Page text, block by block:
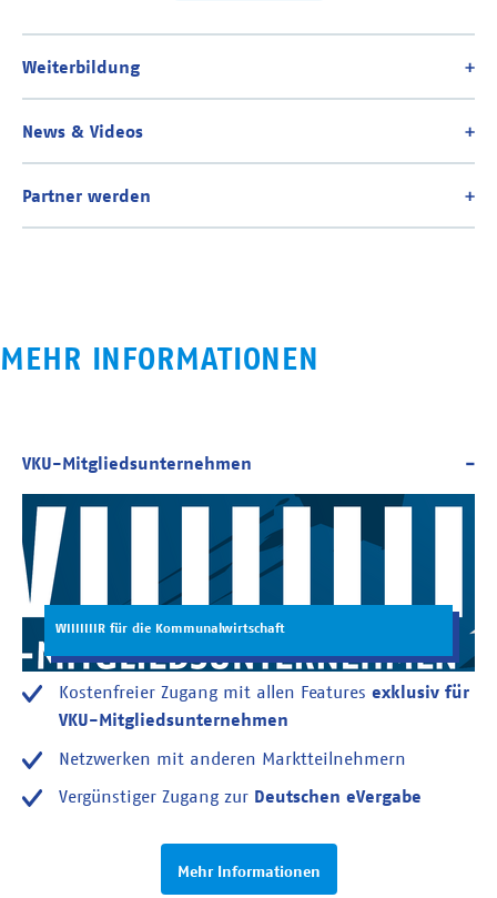
MEHR INFORMATIONEN
WIIIIIIIR für die Kommunalwirtschaft
Kostenfreier Zugang mit allen Features exklusiv für
VKU-Mitgliedsunternehmen
Netzwerken mit anderen Marktteilnehmern
Vergünstiger Zugang zur Deutschen eVergabe
Mehr Informationen